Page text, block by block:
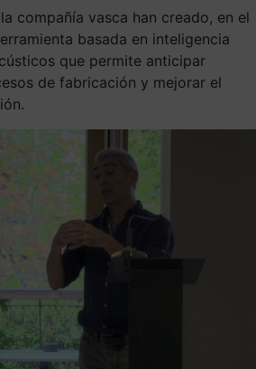
compañía vasca han creado, en el
basada en inteligencia
que permite anticipar
de fabricación y mejorar el